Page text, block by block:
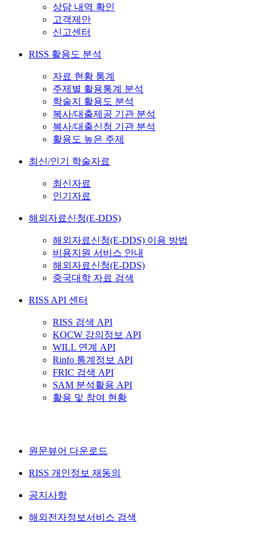
상담 내역 확인
고객제안
신고센터
RISS 활용도 분석
자료 현황 통계
주제별 활용통계 분석
학술지 활용도 분석
복사/대출제공 기관 분석
복사/대출신청 기관 분석
활용도 높은 주제
최신/인기 학술자료
최신자료
인기자료
해외자료신청(E-DDS)
해외자료신청(E-DDS) 이용 방법
비용지원 서비스 안내
해외자료신청(E-DDS)
중국대학 자료 검색
RISS API 센터
RISS 검색 API
KOCW 강의정보 API
WILL 연계 API
Rinfo 통계정보 API
FRIC 검색 API
SAM 분석활용 API
활용 및 참여 현황
원문뷰어 다운로드
RISS 개인정보 재동의
공지사항
해외전자정보서비스 검색